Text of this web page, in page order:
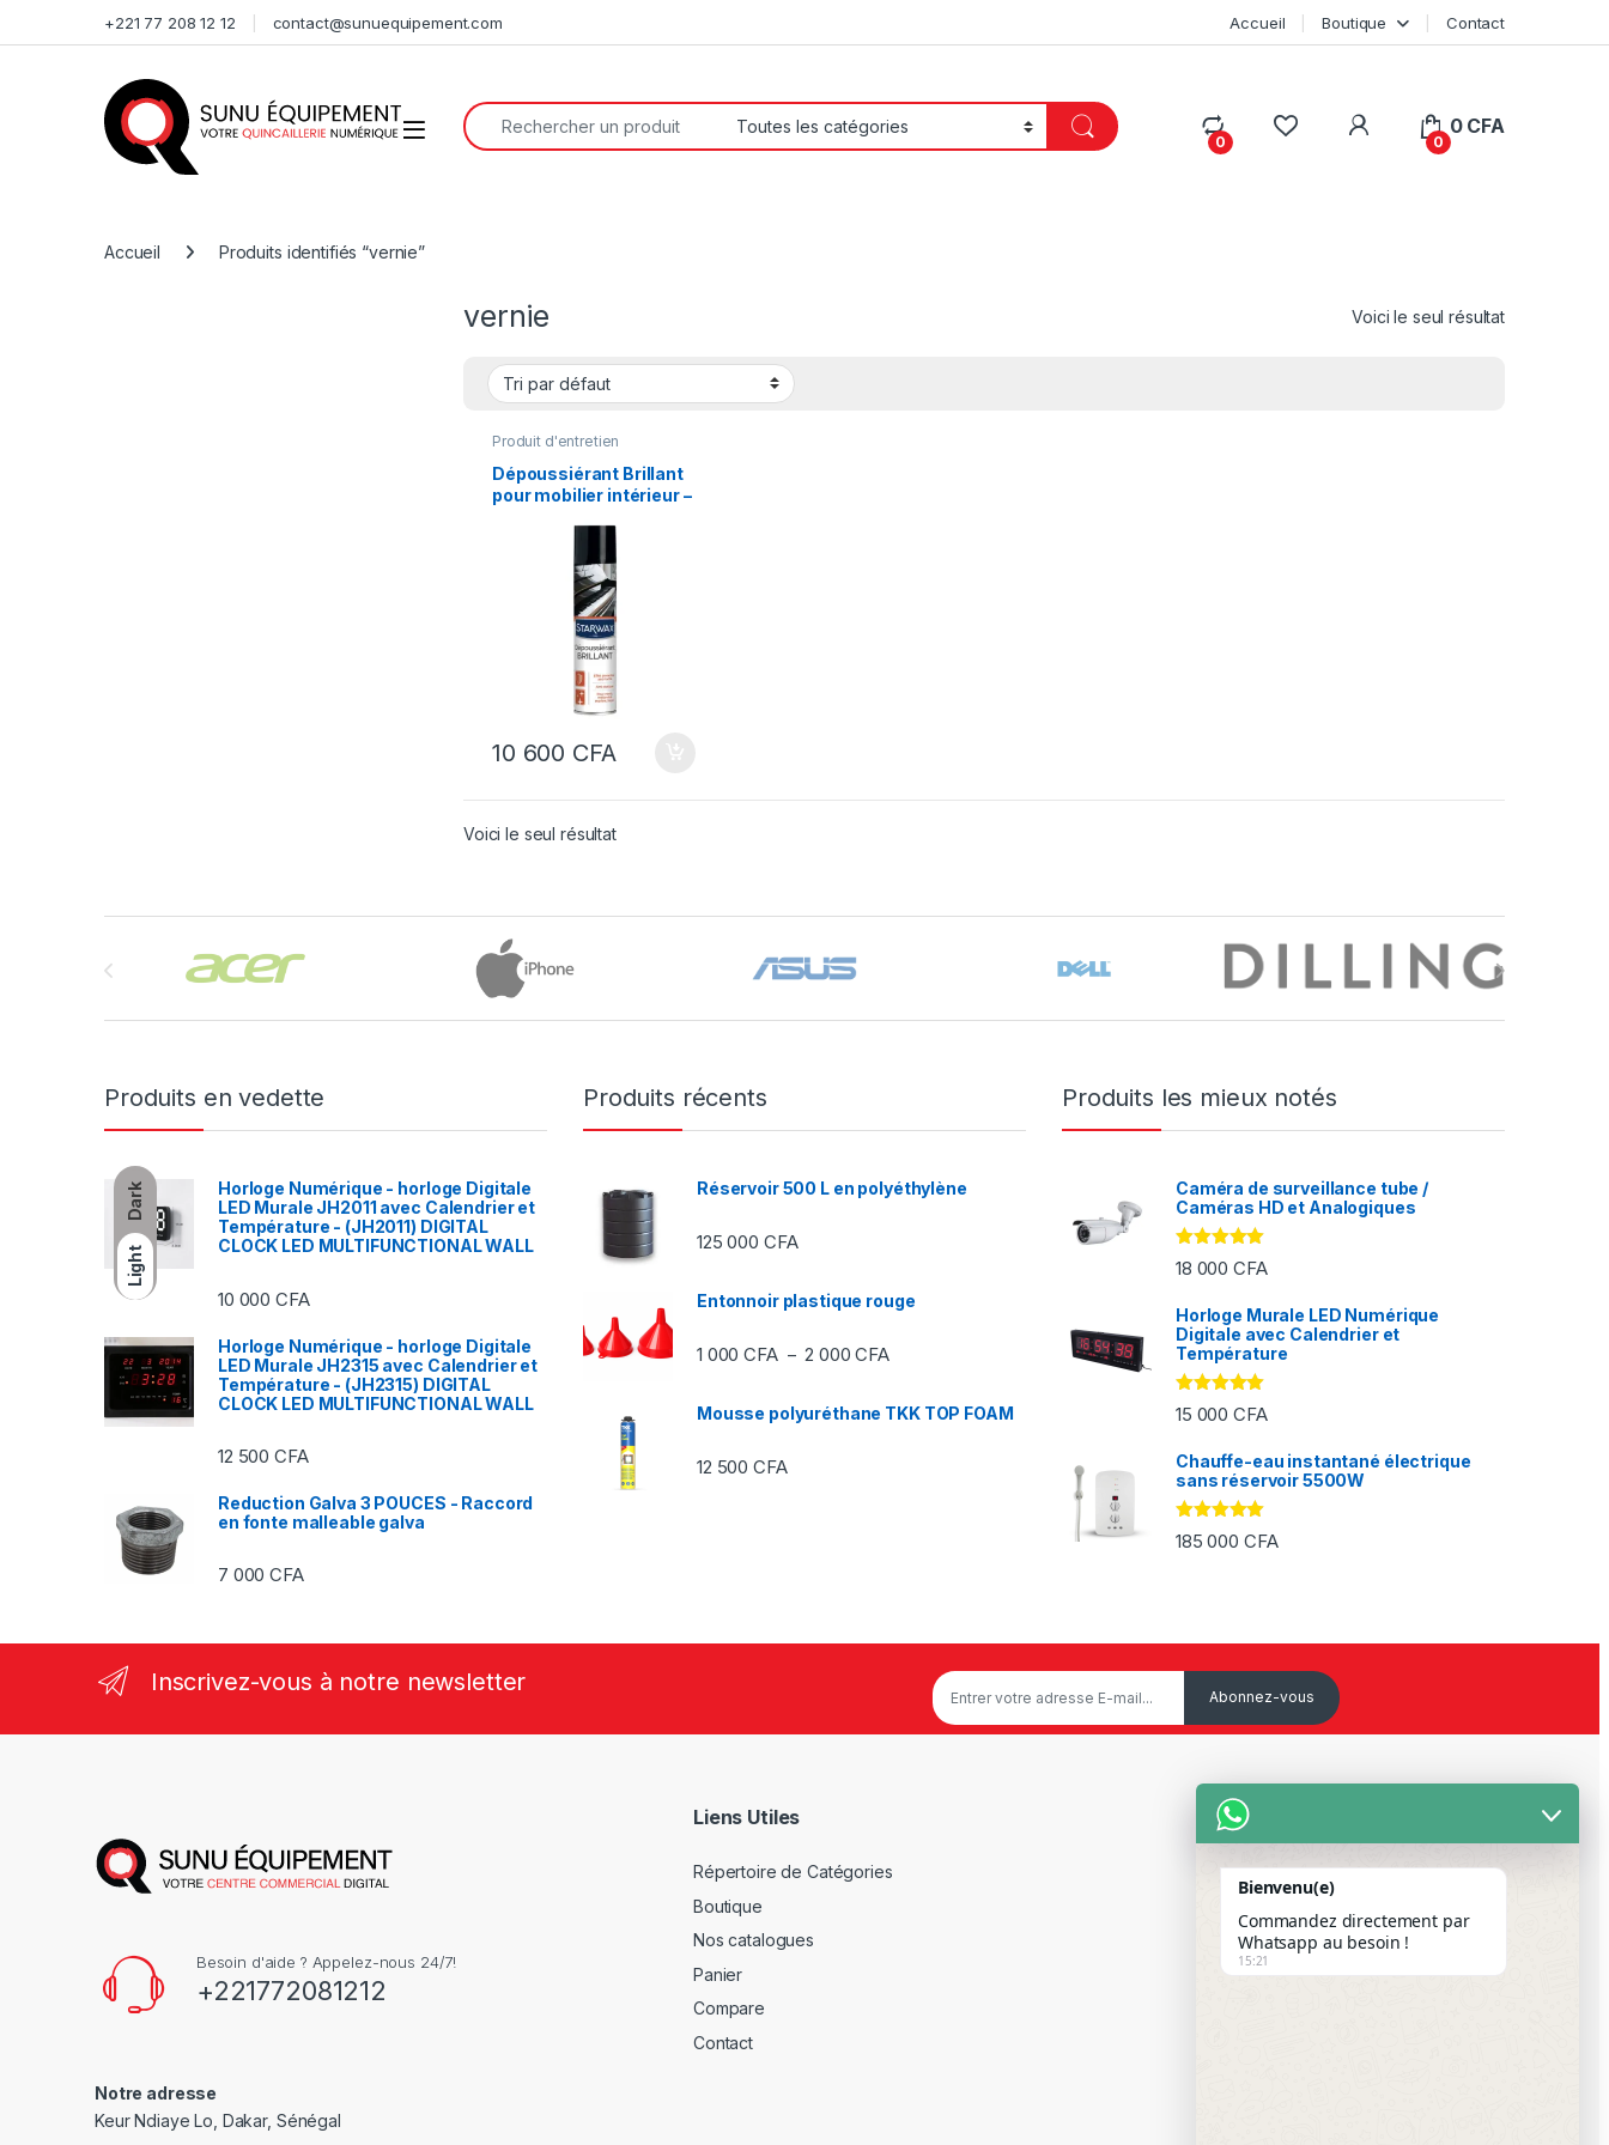
Dark
Light
+221 77 208 12 12 contact@sunuequipement.com Accueil Boutique Contact
Open
Search for:
0
My Account
0
0 CFA
Accueil Produits identifiés “vernie”
vernie Voici le seul résultat
Produit d'entretien
Dépoussiérant Brillant
pour mobilier intérieur –
10 600 CFA
Voici le seul résultat
Produits en vedette
Horloge Numérique - horloge Digitale
LED Murale JH2011 avec Calendrier et
Température - (JH2011) DIGITAL
CLOCK LED MULTIFUNCTIONAL WALL
10 000CFA
Horloge Numérique - horloge Digitale
LED Murale JH2315 avec Calendrier et
Température - (JH2315) DIGITAL
CLOCK LED MULTIFUNCTIONAL WALL
12 500CFA
Reduction Galva 3 POUCES - Raccord
en fonte malleable galva
7 000CFA
Produits récents
Réservoir 500 L en polyéthylène
125 000 CFA
Entonnoir plastique rouge
1 000CFA – 2 000CFAPlage de prix : 1 000 CFA à 2 000 CFA
Mousse polyuréthane TKK TOP FOAM
12 500CFA
Produits les mieux notés
Caméra de surveillance tube /
Caméras HD et Analogiques
Note5.00
sur 5
18 000CFA
Horloge Murale LED Numérique
Digitale avec Calendrier et
Température
Note5.00
sur 5
15 000CFA
Chauffe-eau instantané électrique
sans réservoir 5500W
Note5.00
sur 5
185 000 CFA
Inscrivez-vous à notre newsletter
Besoin d'aide ? Appelez-nous 24/7!
+221772081212
Notre adresse
Keur Ndiaye Lo, Dakar, Sénégal
Liens Utiles
Répertoire de Catégories
Boutique
Nos catalogues
Panier
Compare
Contact
Service Client
Mon Compte
Paiement Par Wave & Orange
Money
Bienvenu(e)
Commandez directement par
Whatsapp au besoin !
15:21